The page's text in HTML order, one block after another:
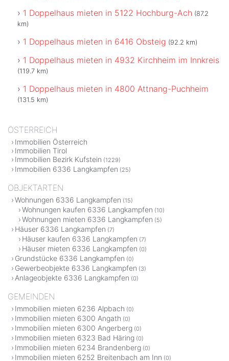
1 Doppelhaus mieten in 5122 Hochburg-Ach (87.2
km)
1 Doppelhaus mieten in 6416 Obsteig (92.2 km)
1 Doppelhaus mieten in 4932 Kirchheim im Innkreis
(119.7 km)
1 Doppelhaus mieten in 4800 Attnang-Puchheim
(131.5 km)
ÖSTERREICH
Immobilien Österreich
Immobilien Tirol
Immobilien Bezirk Kufstein (1229)
Immobilien 6336 Langkampfen (25)
OBJEKTARTEN
Wohnungen 6336 Langkampfen (15)
Wohnungen kaufen 6336 Langkampfen (10)
Wohnungen mieten 6336 Langkampfen (5)
Häuser 6336 Langkampfen (7)
Häuser kaufen 6336 Langkampfen (7)
Häuser mieten 6336 Langkampfen (0)
Grundstücke 6336 Langkampfen (0)
Gewerbeobjekte 6336 Langkampfen (3)
Anlageobjekte 6336 Langkampfen (0)
GEMEINDEN
Immobilien mieten 6236 Alpbach (0)
Immobilien mieten 6300 Angath (0)
Immobilien mieten 6300 Angerberg (0)
Immobilien mieten 6323 Bad Häring (0)
Immobilien mieten 6234 Brandenberg (0)
Immobilien mieten 6252 Breitenbach am Inn (0)